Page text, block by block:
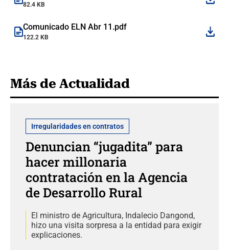
82.4 KB
Comunicado ELN Abr 11.pdf
122.2 KB
Más de Actualidad
Irregularidades en contratos
Denuncian “jugadita” para
hacer millonaria
contratación en la Agencia
de Desarrollo Rural
El ministro de Agricultura, Indalecio Dangond,
hizo una visita sorpresa a la entidad para exigir
explicaciones.